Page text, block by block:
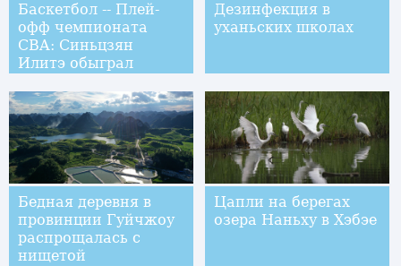
Баскетбол -- Плей-
офф чемпионата
CBA: Синьцзян
Илитэ обыграл
Дезинфекция в
уханьских школах
Бедная деревня в
провинции Гуйчжоу
распрощалась с
нищетой
Цапли на берегах
озера Наньху в Хэбэе